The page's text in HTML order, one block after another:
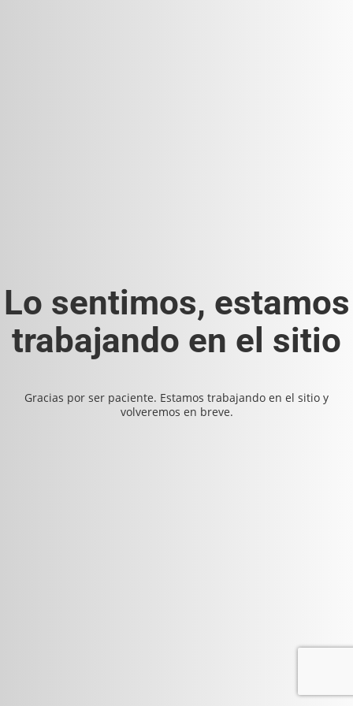
Lo sentimos, estamos
trabajando en el sitio
Gracias por ser paciente. Estamos trabajando en el sitio y
volveremos en breve.